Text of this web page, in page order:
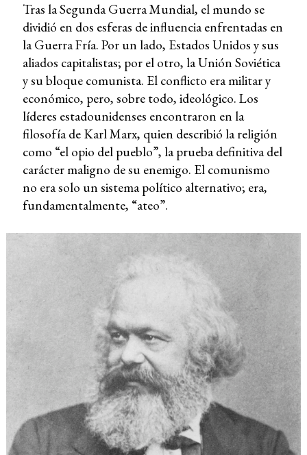
Tras la Segunda Guerra Mundial, el mundo se
dividió en dos esferas de influencia enfrentadas en
la Guerra Fría. Por un lado, Estados Unidos y sus
aliados capitalistas; por el otro, la Unión Soviética
y su bloque comunista. El conflicto era militar y
económico, pero, sobre todo, ideológico. Los
líderes estadounidenses encontraron en la
filosofía de Karl Marx, quien describió la religión
como “el opio del pueblo”, la prueba definitiva del
carácter maligno de su enemigo. El comunismo
no era solo un sistema político alternativo; era,
fundamentalmente, “ateo”.